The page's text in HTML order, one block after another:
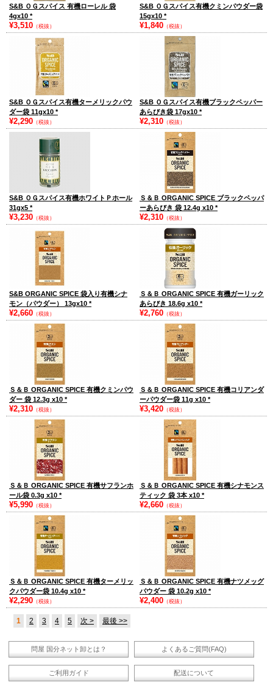
S&B ＯＧスパイス 有機ローレル 袋
4gx10 *
¥3,510 （税抜）
S&B ＯＧスパイス有機クミンパウダー袋
15gx10 *
¥1,840 （税抜）
S&B ＯＧスパイス有機ターメリックパウ
ダー袋 11gx10 *
¥2,290 （税抜）
S&B ＯＧスパイス有機ブラックペッパー
あらびき袋 17gx10 *
¥2,310 （税抜）
S&B ＯＧスパイス有機ホワイトＰホール
31gx5 *
¥3,230 （税抜）
Ｓ＆Ｂ ORGANIC SPICE ブラックペッパ
ーあらびき 袋 12.4g x10 *
¥2,310 （税抜）
S&B ORGANIC SPICE 袋入り有機シナ
モン（パウダー） 13gx10 *
¥2,660 （税抜）
Ｓ＆Ｂ ORGANIC SPICE 有機ガーリック
あらびき 18.6g x10 *
¥2,760 （税抜）
Ｓ＆Ｂ ORGANIC SPICE 有機クミンパウ
ダー 袋 12.3g x10 *
¥2,310 （税抜）
Ｓ＆Ｂ ORGANIC SPICE 有機コリアンダ
ーパウダー袋 11g x10 *
¥3,420 （税抜）
Ｓ＆Ｂ ORGANIC SPICE 有機サフランホ
ール袋 0.3g x10 *
¥5,990 （税抜）
Ｓ＆Ｂ ORGANIC SPICE 有機シナモンス
ティック 袋 3本 x10 *
¥2,660 （税抜）
Ｓ＆Ｂ ORGANIC SPICE 有機ターメリッ
クパウダー袋 10.4g x10 *
¥2,290 （税抜）
Ｓ＆Ｂ ORGANIC SPICE 有機ナツメッグ
パウダー 袋 10.2g x10 *
¥2,400 （税抜）
1 2 3 4 5 次 > 最後 >>
問屋 国分ネット卸とは？ よくあるご質問(FAQ)
ご利用ガイド 配送について